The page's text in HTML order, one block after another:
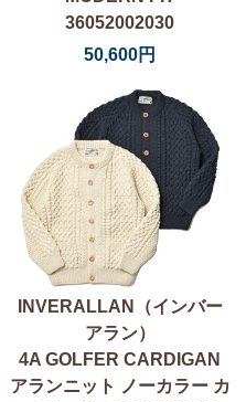
36052002030
50,600円
INVERALLAN（インバー
アラン）
4A GOLFER CARDIGAN
アランニット ノーカラー カ